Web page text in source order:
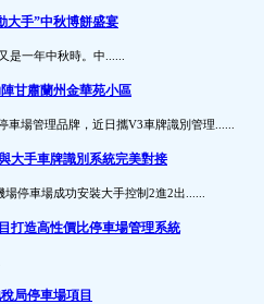
大手”中秋博餅盛宴
一年中秋時。中......
甘肅蘭州金華苑小區
車場管理品牌，近日攜V3車牌識別管理......
大手車牌識別系統完美對接
停車場成功安裝大手控制2進2出......
打造高性價比停車場管理系統
局停車場項目